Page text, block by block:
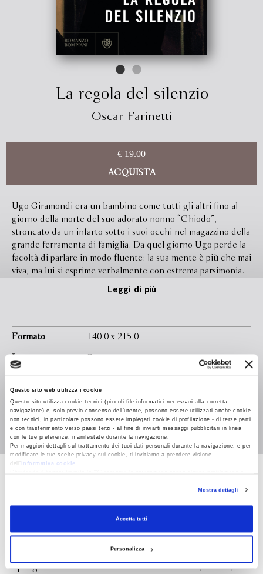
Questo sito web utilizza i cookie
Questo sito utilizza cookie tecnici (piccoli file informatici necessari alla corretta
navigazione) e, solo previo consenso dell’utente, possono essere utilizzati anche cookie
non tecnici, in particolare possono essere impiegati cookie di profilazione - di terze parti
e con trasferimento verso paesi terzi - al fine di inviarti messaggi pubblicitari in linea
con le tue preferenze, manifestate durante la navigazione.
Per maggiori dettagli sul trattamento dei tuoi dati personali durante la navigazione, e per
modificare le tue scelte privacy sui cookie, ti invitiamo a prendere visione
dell’
informativa cookie
RevocaMostra dettagli
Accetta tutti
Personalizza
La regola del silenzio
Oscar Farinetti
€ 19.00
ACQUISTA
Ugo Giramondi era un bambino come tutti gli altri fino al
giorno della morte del suo adorato nonno “Chiodo”,
stroncato da un infarto sotto i suoi occhi nel magazzino della
grande ferramenta di famiglia. Da quel giorno Ugo perde la
facoltà di parlare in modo fluente: la sua mente è più che mai
viva, ma lui si esprime verbalmente con estrema parsimonia.
Il suo silenzio enigmatico e un po’ “beota”, che molti
Anziché fare di lui un ragazzo chiuso negli spazi familiari, il
silenzio rende Ugo fin dagli anni del liceo il punto di
riferimento di un gruppo di amici affiatati e destinati a
rimanere legati per sempre. Ma il ticchettio della vita è
destinato a spezzarsi dolorosamente una seconda volta il
giorno in cui Ugo viene trovato, privo di sensi, sulla scena di
un crimine spaventoso, che lo priva di ciò che ha di più caro
eppure che avrebbe ottime ragioni per aver commesso. Nel
suo esordio come romanziere, Oscar Farinetti sceglie di
scavare dentro il cuore dell’amicizia, dell’ambizione,
dell’amore. Scandito in tre tempi – la giovinezza, il processo,
è anche una grande storia sul coraggio e la tenacia necessari
per dare vita a una grande impresa. Al centro della scena un
protagonista straordinario che, guidato dalla saggezza dei
Leggi di più
Formato 140.0 x 215.0
Legatura
In libreria da Settembre 2025
Isbn 9788830152700
Oscar Farinetti è nato ad Alba nel 1954.
Imprenditore, è noto in tutto il mondo per aver
fondato Eataly e per aver lanciato il nuovo
progetto Green Pea. Ha scritto Coccodé (Giunti,